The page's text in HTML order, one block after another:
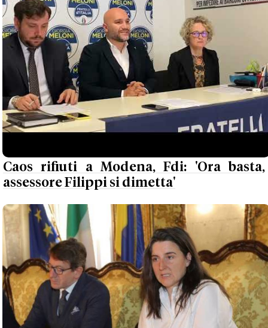
Caos rifiuti a Modena, Fdi: 'Ora basta,
assessore Filippi si dimetta'